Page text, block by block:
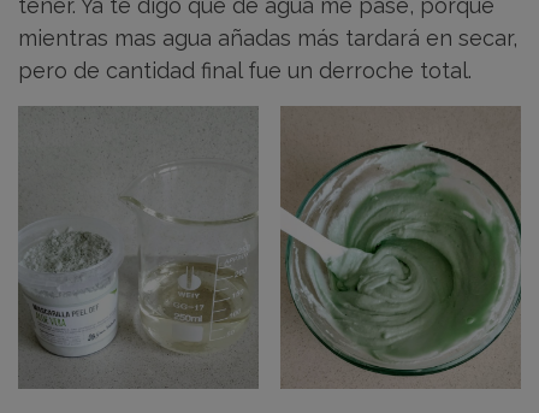
tener. Ya te digo que de agua me pasé, porque
mientras mas agua añadas más tardará en secar,
pero de cantidad final fue un derroche total.